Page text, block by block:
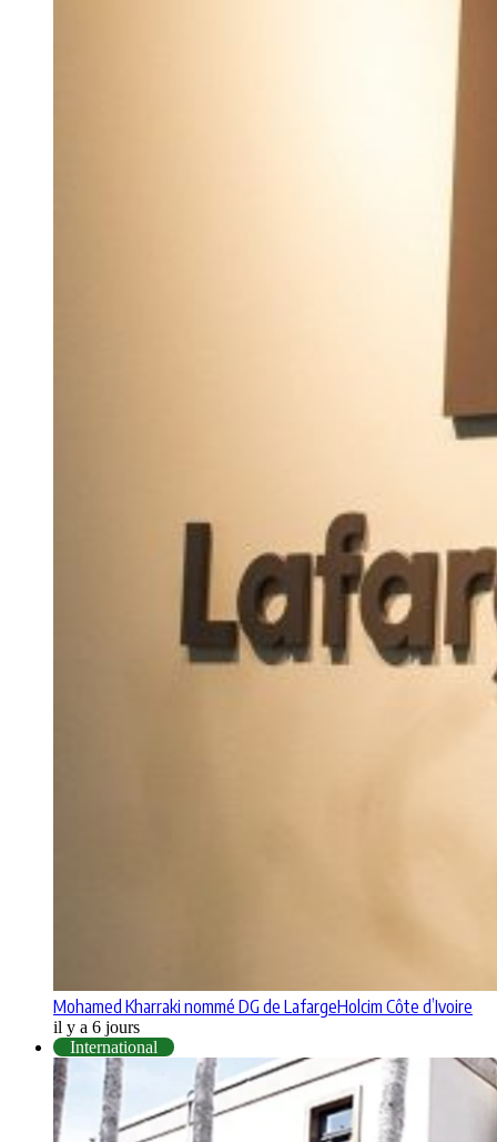
Mohamed Kharraki nommé DG de LafargeHolcim Côte d’Ivoire
il y a 6 jours
International